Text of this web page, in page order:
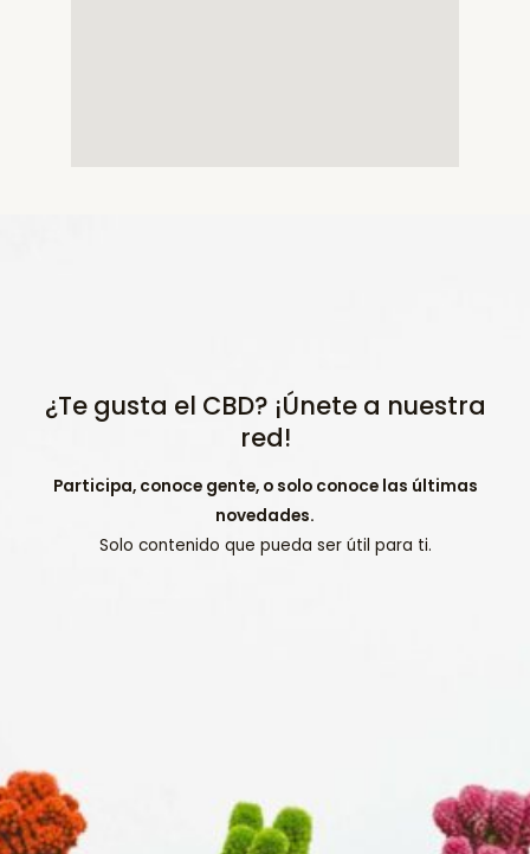
¿Te gusta el CBD? ¡Únete a nuestra
red!
Participa, conoce gente, o solo conoce las últimas
novedades.
Solo contenido que pueda ser útil para ti.